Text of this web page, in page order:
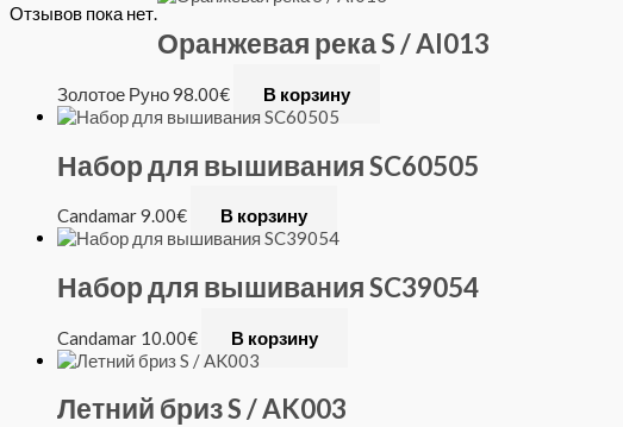
Отзывов пока нет.
Оранжевая река S / AI013
Золотое Руно98.00€ В корзину
Набор для вышивания SC60505
Candamar9.00€ В корзину
Набор для вышивания SC39054
Candamar 10.00€ В корзину
Летний бриз S / AK003